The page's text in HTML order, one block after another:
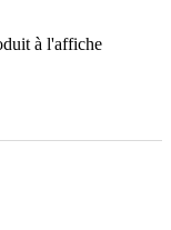
à l'affiche